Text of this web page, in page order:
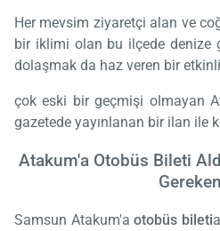
Her mevsim ziyaretçi alan ve
bir iklimi olan bu ilçede denize
dolaşmak da haz veren bir
çok eski bir geçmişi olmayan
gazetede yayınlanan bir ilan ile
Atakum'a Otobüs Bileti
Samsun Atakum'aotobüs bileti